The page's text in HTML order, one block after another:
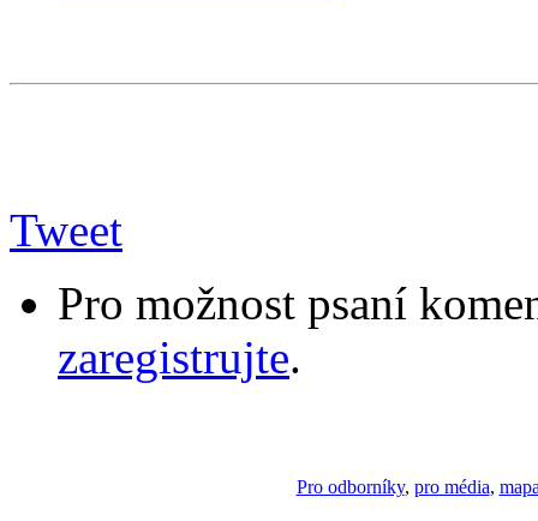
Tweet
Pro možnost psaní
zaregistrujte.
Pro odborníky, pro média,